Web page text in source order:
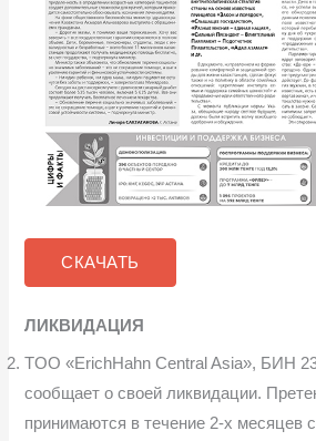
СКАЧАТЬ
ЛИКВИДАЦИЯ
TOO «ErichHahn Central Asia», БИН
сообщает о своей ликвидации.
принимаются в течение 2-х месяцев